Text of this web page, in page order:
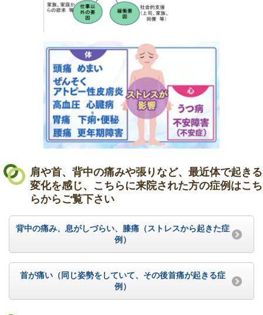
肩や首、背中の痛みや張りなど、最近体で起きる
変化を感じ、こちらに来院された方の症例はこち
らからご覧下さい
背中の痛み、息がしづらい、膝痛（ストレスから起きた症
例）
首が痛い（同じ姿勢をしていて、その後首痛が起きる症
例）